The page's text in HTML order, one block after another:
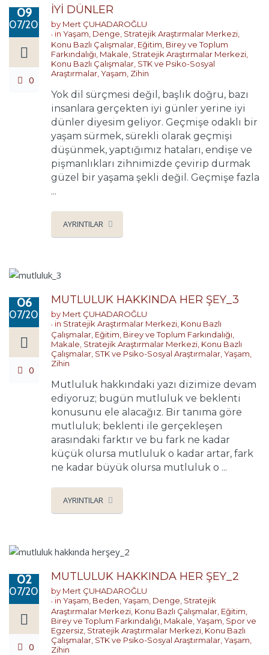
09
07/2017
0
İYİ DÜNLER
by Mert ÇUHADAROĞLU
in Yaşam Denge Stratejik Araştırmalar Merkezi
Konu Bazlı Çalışmalar Eğitim, Birey ve Toplum
Farkındalığı Makale Stratejik Araştırmalar Merkezi
Konu Bazlı Çalışmalar STK ve Psiko-Sosyal
Araştırmalar Yaşam Zihin
Yok dil sürçmesi değil, başlık doğru, bazı
insanlara gerçekten iyi günler yerine iyi
dünler diyesim geliyor. Geçmişe odaklı bir
yaşam sürmek, sürekli olarak geçmişi
düşünmek, yaptığımız hataları, endişe ve
pişmanlıkları zihnimizde çevirip durmak
güzel bir yaşama şekli değil. Geçmişe fazla
...
AYRINTILAR
06
07/2017
0
MUTLULUK HAKKINDA HER ŞEY_3
by Mert ÇUHADAROĞLU
in Stratejik Araştırmalar Merkezi, Konu Bazlı
Çalışmalar, Eğitim, Birey ve Toplum Farkındalığı,
Makale, Stratejik Araştırmalar Merkezi, Konu Bazlı
Çalışmalar, STK ve Psiko-Sosyal Araştırmalar,Yaşam,
Zihin
Mutluluk hakkındaki yazı dizimize devam
ediyoruz; bugün mutluluk ve beklenti
konusunu ele alacağız. Bir tanıma göre
mutluluk; beklenti ile gerçekleşen
arasındaki farktır ve bu fark ne kadar
küçük olursa mutluluk o kadar artar, fark
ne kadar büyük olursa mutluluk o ...
AYRINTILAR
02
07/2017
0
MUTLULUK HAKKINDA HER ŞEY_2
by Mert ÇUHADAROĞLU
in Yaşam Beden Yaşam Denge Stratejik
Araştırmalar Merkezi Konu Bazlı Çalışmalar Eğitim,
Birey ve Toplum Farkındalığı Makale Yaşam Spor ve
Egzersiz Stratejik Araştırmalar Merkezi Konu Bazlı
Çalışmalar STK ve Psiko-Sosyal Araştırmalar Yaşam
Zihin